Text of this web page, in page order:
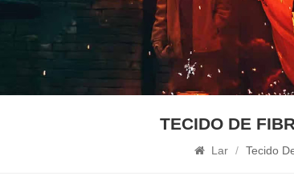
TECIDO DE
Lar / Tecido